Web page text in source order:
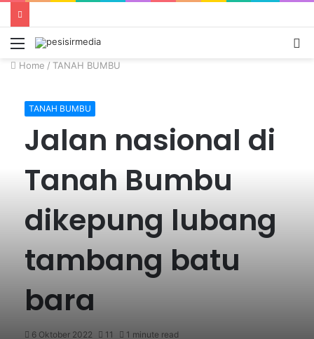
Menu
Home /TANAH BUMBU
TANAH BUMBU
Jalan nasional di
Tanah Bumbu
dikepung lubang
tambang batu
bara
6 Oktober 2022 11 1 minute read